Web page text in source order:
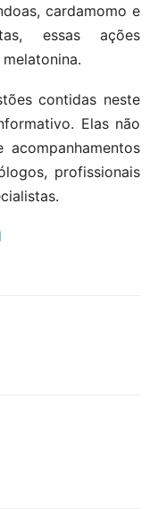
cardamomo e
essas ações
contidas neste
Elas não
profissionais